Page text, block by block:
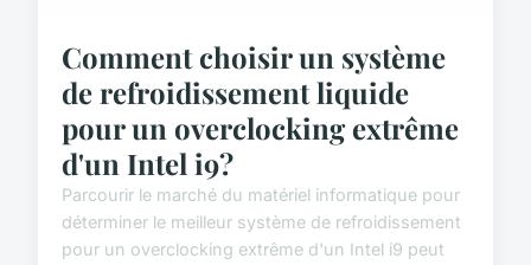
Comment choisir un système
de refroidissement liquide
pour un overclocking extrême
d'un Intel i9?
Parcourir le marché du matériel informatique pour
déterminer le meilleur système de refroidissement
pour un overclocking extrême d'un Intel i9 peut